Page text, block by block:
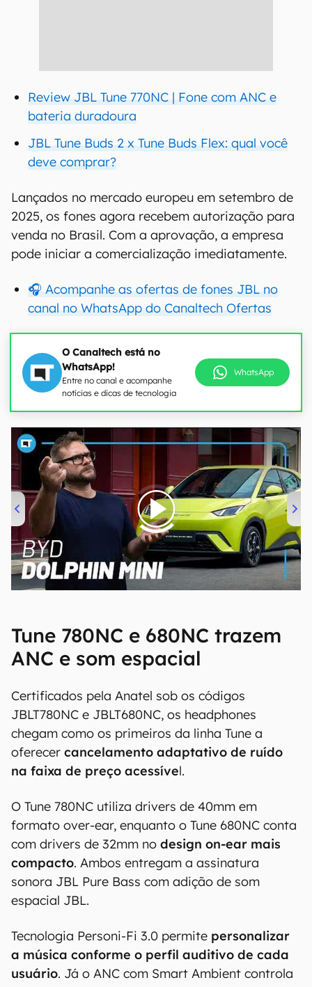
Review JBL Tune 770NC | Fone com ANC e
bateria duradoura
JBL Tune Buds 2 x Tune Buds Flex: qual você
deve comprar?
Lançados no mercado europeu em setembro de
2025, os fones agora recebem autorização para
venda no Brasil. Com a aprovação, a empresa
pode iniciar a comercialização imediatamente.
🎧 Acompanhe as ofertas de fones JBL no
canal no WhatsApp do Canaltech Ofertas
O Canaltech está no
WhatsApp!
Entre no canal e acompanhe
notícias e dicas de tecnologia
WhatsApp
00:00/04:07
Tune 780NC e 680NC trazem
ANC e som espacial
Certificados pela Anatel sob os códigos
JBLT780NC e JBLT680NC, os headphones
chegam como os primeiros da linha Tune a
oferecer cancelamento adaptativo de ruído
na faixa de preço acessível.
O Tune 780NC utiliza drivers de 40mm em
formato over-ear, enquanto o Tune 680NC conta
com drivers de 32mm no design on-ear mais
compacto. Ambos entregam a assinatura
sonora JBL Pure Bass com adição de som
espacial JBL.
Tecnologia Personi-Fi 3.0 permite personalizar
a música conforme o perfil auditivo de cada
usuário. Já o ANC com Smart Ambient controla